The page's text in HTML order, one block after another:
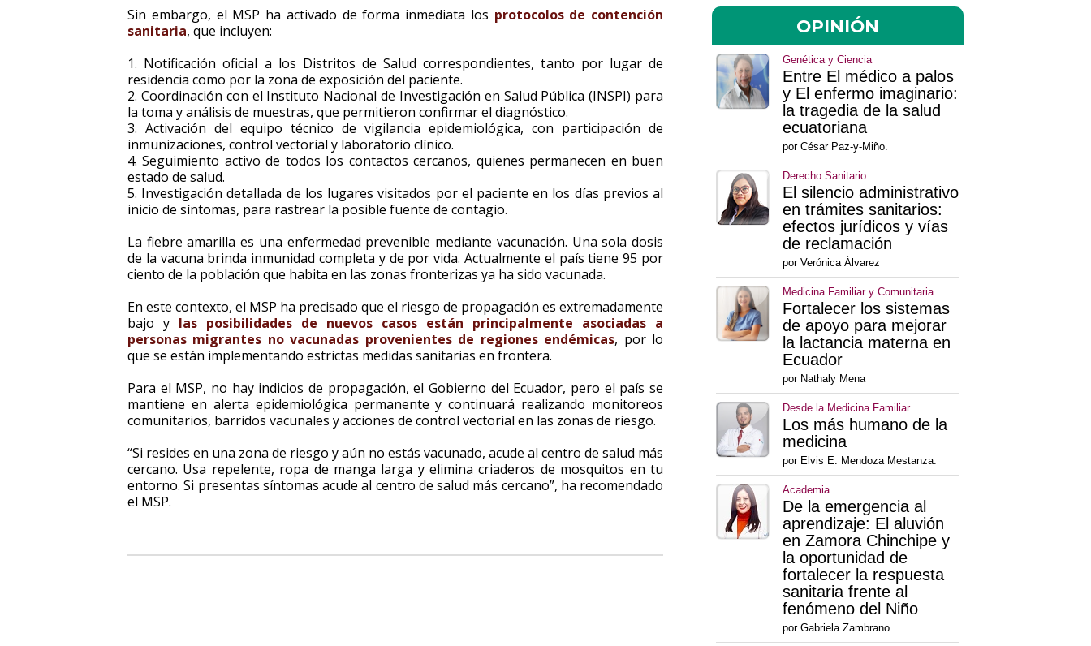
OPINIÓN
Genética y Ciencia
Entre El médico a palos
y El enfermo imaginario:
la tragedia de la salud
ecuatoriana
por César Paz-y-Miño.
Derecho Sanitario
El silencio administrativo
en trámites sanitarios:
efectos jurídicos y vías
de reclamación
por Verónica Álvarez
Medicina Familiar y Comunitaria
Fortalecer los sistemas
de apoyo para mejorar
la lactancia materna en
Ecuador
por Nathaly Mena
Desde la Medicina Familiar
Los más humano de la
medicina
por Elvis E. Mendoza Mestanza.
Academia
De la emergencia al
aprendizaje: El aluvión
en Zamora Chinchipe y
la oportunidad de
fortalecer la respuesta
sanitaria frente al
fenómeno del Niño
por Gabriela Zambrano
Sin embargo, el MSP ha activado de forma inmediata los protocolos de contención
sanitaria, que incluyen:
1. Notificación oficial a los Distritos de Salud correspondientes, tanto por lugar de
residencia como por la zona de exposición del paciente.
2. Coordinación con el Instituto Nacional de Investigación en Salud Pública (INSPI) para
la toma y análisis de muestras, que permitieron confirmar el diagnóstico.
3. Activación del equipo técnico de vigilancia epidemiológica, con participación de
inmunizaciones, control vectorial y laboratorio clínico.
4. Seguimiento activo de todos los contactos cercanos, quienes permanecen en buen
estado de salud.
5. Investigación detallada de los lugares visitados por el paciente en los días previos al
inicio de síntomas, para rastrear la posible fuente de contagio.
La fiebre amarilla es una enfermedad prevenible mediante vacunación. Una sola dosis
de la vacuna brinda inmunidad completa y de por vida. Actualmente el país tiene 95 por
ciento de la población que habita en las zonas fronterizas ya ha sido vacunada.
En este contexto, el MSP ha precisado que el riesgo de propagación es extremadamente
bajo y las posibilidades de nuevos casos están principalmente asociadas a
personas migrantes no vacunadas provenientes de regiones endémicas, por lo
que se están implementando estrictas medidas sanitarias en frontera.
Para el MSP, no hay indicios de propagación, el Gobierno del Ecuador, pero el país se
mantiene en alerta epidemiológica permanente y continuará realizando monitoreos
comunitarios, barridos vacunales y acciones de control vectorial en las zonas de riesgo.
“Si resides en una zona de riesgo y aún no estás vacunado, acude al centro de salud más
cercano. Usa repelente, ropa de manga larga y elimina criaderos de mosquitos en tu
entorno. Si presentas síntomas acude al centro de salud más cercano”, ha recomendado
el MSP.